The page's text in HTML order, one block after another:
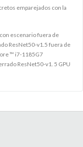
emparejados con la
escenario fuera de
ResNet50-v1.5 fuera de
™ i7-1185G7
ResNet50-v1. 5 GPU